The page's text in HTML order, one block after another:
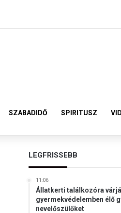
SZABADIDŐ SPIRITUSZ
LEGFRISSEBB
11:06
Állatkerti találkozóra
gyermekvédelemben élő
nevelőszülőket